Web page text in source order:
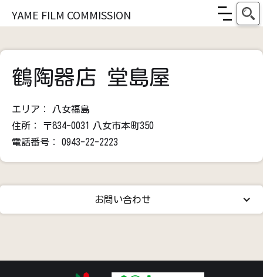
YAME FILM COMMISSION
鶴陶器店 堂島屋
エリア：
八女福島
住所：
〒834-0031
八女市本町350
電話番号：
0943-22-2223
お問い合わせ